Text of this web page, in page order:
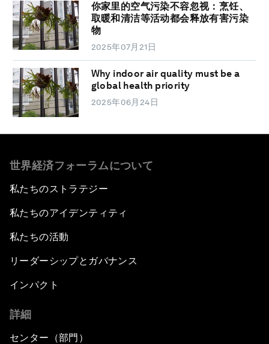
你家里的空气污染不容忽视：烹饪、
取暖和清洁等活动都会释放有害污染
物
2025年07月21日
Why indoor air quality must be a
global health priority
2025年06月24日
世界経済フォーラムについて
私たちのストラテジー
私たちのアイデンティティ
私たちの活動
リーダーシップとガバナンス
インパクト
詳細
センター（部門）